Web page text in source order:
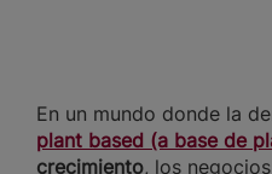
En un mundo donde la
plant based (a base de
crecimiento, los